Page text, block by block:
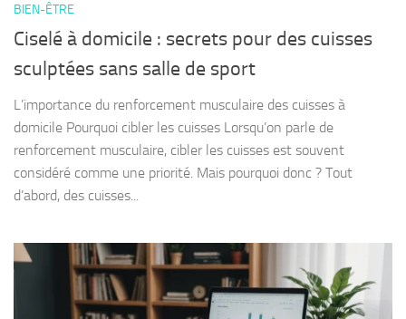
BIEN-ÊTRE
Ciselé à domicile : secrets pour des cuisses
sculptées sans salle de sport
L’importance du renforcement musculaire des cuisses à
domicile Pourquoi cibler les cuisses Lorsqu’on parle de
renforcement musculaire, cibler les cuisses est souvent
considéré comme une priorité. Mais pourquoi donc ? Tout
d’abord, des cuisses...